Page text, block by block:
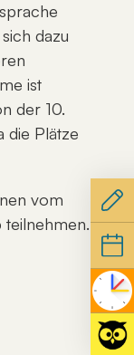
dazu
ist
der 10.
die Plätze
vom
teilnehmen.